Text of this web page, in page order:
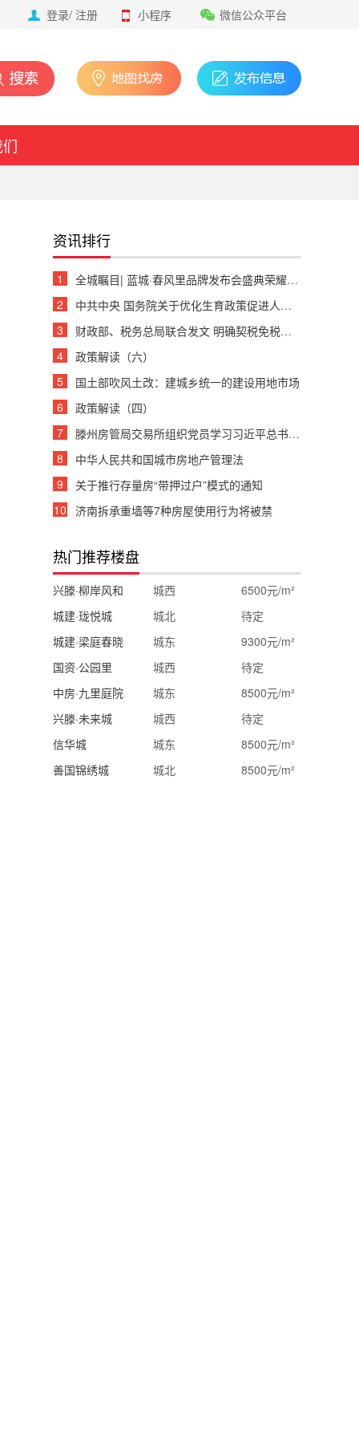
微信公众平台
小程序
登录/ 注册
资讯排行
1
全城瞩目| 蓝城·春风里品牌发布会盛典荣耀绽放
2
中共中央 国务院关于优化生育政策促进人口长期均衡发展的决定
3
财政部、税务总局联合发文 明确契税免税、退税等政策
4
政策解读（六）
5
国土部吹风土改：建城乡统一的建设用地市场
6
政策解读（四）
7
滕州房管局交易所组织党员学习习近平总书记重要讲话
8
中华人民共和国城市房地产管理法
9
关于推行存量房“带押过户”模式的通知
10
济南拆承重墙等7种房屋使用行为将被禁
热门推荐楼盘
兴滕·柳岸风和 城西
6500元/m²
城建·珑悦城
城北
待定
城建·梁庭春晓
城东
9300元/m²
国资·公园里
城西
待定
中房·九里庭院
城东
8500元/m²
兴滕·未来城
城西
待定
信华城
城东
8500元/m²
善国锦绣城
城北 8500元/m²